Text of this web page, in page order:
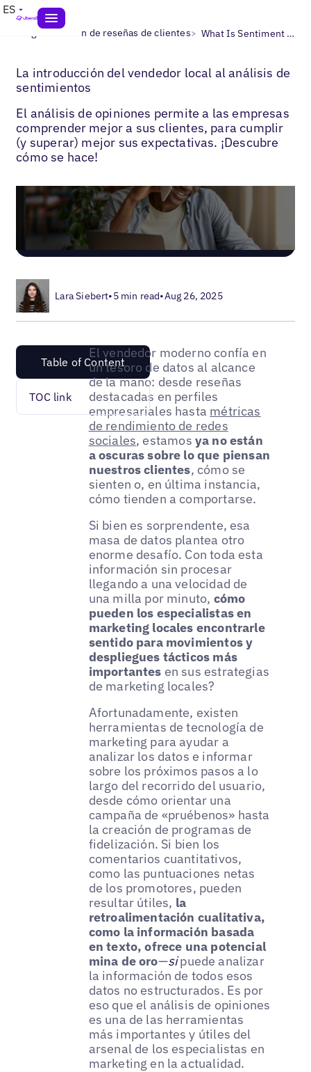
ES
Blogs> Gestión de reseñas de clientes> What Is Sentiment Analysis?
La introducción del vendedor local al análisis de
sentimientos
El análisis de opiniones permite a las empresas
comprender mejor a sus clientes, para cumplir
(y superar) mejor sus expectativas. ¡Descubre
cómo se hace!
Lara Siebert•5 min read•Aug 26, 2025
Table of Content
TOC link
El vendedor moderno confía en
un tesoro de datos al alcance
de la mano: desde reseñas
destacadas en perfiles
empresariales hasta métricas
de rendimiento de redes
sociales, estamos ya no están
a oscuras sobre lo que piensan
nuestros clientes, cómo se
sienten o, en última instancia,
cómo tienden a comportarse.
Si bien es sorprendente, esa
masa de datos plantea otro
enorme desafío. Con toda esta
información sin procesar
llegando a una velocidad de
una milla por minuto, cómo
pueden los especialistas en
marketing locales encontrarle
sentido para movimientos y
despliegues tácticos más
importantes en sus estrategias
de marketing locales?
Afortunadamente, existen
herramientas de tecnología de
marketing para ayudar a
analizar los datos e informar
sobre los próximos pasos a lo
largo del recorrido del usuario,
desde cómo orientar una
campaña de «pruébenos» hasta
la creación de programas de
fidelización. Si bien los
comentarios cuantitativos,
como las puntuaciones netas
de los promotores, pueden
resultar útiles, la
retroalimentación cualitativa,
como la información basada
en texto, ofrece una potencial
mina de oro—sipuede analizar
la información de todos esos
datos no estructurados. Es por
eso que el análisis de opiniones
es una de las herramientas
más importantes y útiles del
arsenal de los especialistas en
marketing en la actualidad.